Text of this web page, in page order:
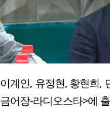
이계인, 유정현, 황현희,
금어장-라디오스타>에